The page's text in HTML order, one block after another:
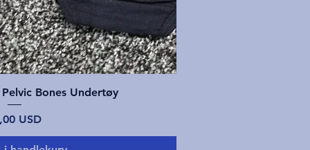
Bones Undertøy
USD